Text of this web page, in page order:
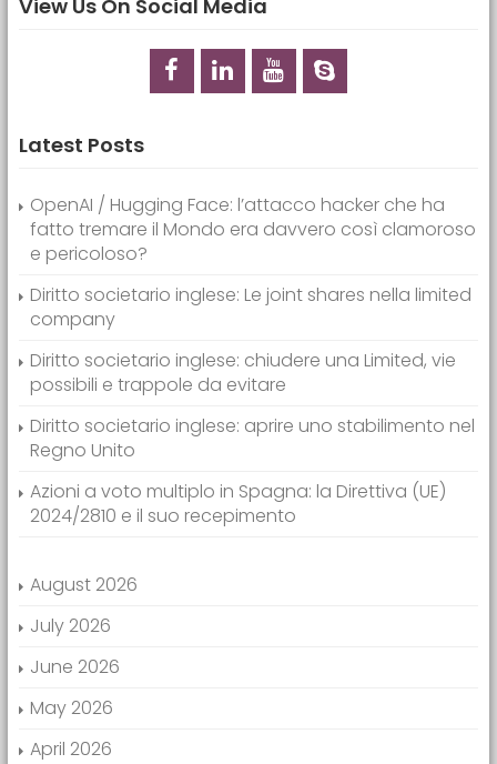
View Us On Social Media
Latest Posts
OpenAI / Hugging Face: l’attacco hacker che ha
fatto tremare il Mondo era davvero così clamoroso
e pericoloso?
Diritto societario inglese: Le joint shares nella limited
company
Diritto societario inglese: chiudere una Limited, vie
possibili e trappole da evitare
Diritto societario inglese: aprire uno stabilimento nel
Regno Unito
Azioni a voto multiplo in Spagna: la Direttiva (UE)
2024/2810 e il suo recepimento
August 2026
July 2026
June 2026
May 2026
April 2026